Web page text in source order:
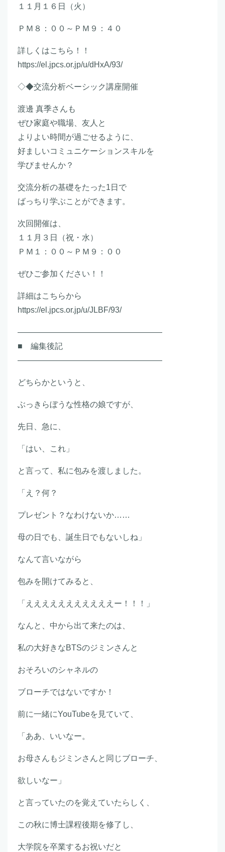
１１月１６日（火）
ＰＭ８：００～ＰＭ９：４０
詳しくはこちら！！
https://el.jpcs.or.jp/u/dHxA/93/
◇◆交流分析ベーシック講座開催
渡邊 真季さんも
ぜひ家庭や職場、友人と
よりよい時間が過ごせるように、
好ましいコミュニケーションスキルを
学びませんか？
交流分析の基礎をたった1日で
ばっちり学ぶことができます。
次回開催は、
１１月３日（祝・水）
ＰＭ１：００～ＰＭ９：００
ぜひご参加ください！！
詳細はこちらから
https://el.jpcs.or.jp/u/JLBF/93/
――――――――――――――――――
■ 編集後記
――――――――――――――――――
どちらかというと、
ぶっきらぼうな性格の娘ですが、
先日、急に、
「はい、これ」
と言って、私に包みを渡しました。
「え？何？
プレゼント？なわけないか……
母の日でも、誕生日でもないしね」
なんて言いながら
包みを開けてみると、
「えええええええええええー！！！」
なんと、中から出て来たのは、
私の大好きなBTSのジミンさんと
おそろいのシャネルの
ブローチではないですか！
前に一緒にYouTubeを見ていて、
「ああ、いいなー。
お母さんもジミンさんと同じブローチ、
欲しいなー」
と言っていたのを覚えていたらしく、
この秋に博士課程後期を修了し、
大学院を卒業するお祝いだと